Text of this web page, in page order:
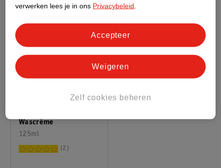
Wascrème
125ml
2
verwerken lees je in ons Privacybeleid
Zelf cookies beheren
Weigeren
Accepteer